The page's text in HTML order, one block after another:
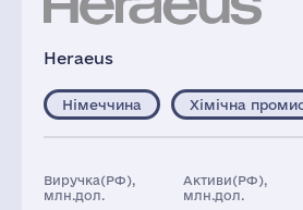
Heraeus
Німеччина Хімічна
Виручка(РФ),
млн.дол.
Активи(РФ),
млн.дол.